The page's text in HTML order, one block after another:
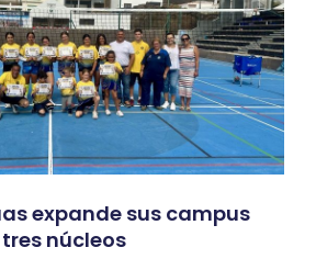
expande sus campus
núcleos